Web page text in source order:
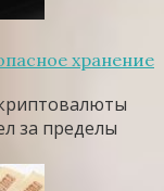
хранение
за пределы